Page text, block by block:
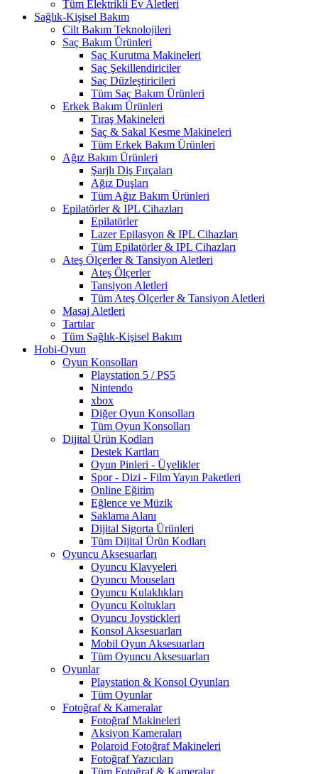
Tüm Elektrikli Ev Aletleri
Sağlık-Kişisel Bakım
Cilt Bakım Teknolojileri
Saç Bakım Ürünleri
Saç Kurutma Makineleri
Saç Şekillendiriciler
Saç Düzleştiricileri
Tüm Saç Bakım Ürünleri
Erkek Bakım Ürünleri
Tıraş Makineleri
Saç & Sakal Kesme Makineleri
Tüm Erkek Bakım Ürünleri
Ağız Bakım Ürünleri
Şarjlı Diş Fırçaları
Ağız Duşları
Tüm Ağız Bakım Ürünleri
Epilatörler & IPL Cihazları
Epilatörler
Lazer Epilasyon & IPL Cihazları
Tüm Epilatörler & IPL Cihazları
Ateş Ölçerler & Tansiyon Aletleri
Ateş Ölçerler
Tansiyon Aletleri
Tüm Ateş Ölçerler & Tansiyon Aletleri
Masaj Aletleri
Tartılar
Tüm Sağlık-Kişisel Bakım
Hobi-Oyun
Oyun Konsolları
Playstation 5 / PS5
Nintendo
xbox
Diğer Oyun Konsolları
Tüm Oyun Konsolları
Dijital Ürün Kodları
Destek Kartları
Oyun Pinleri - Üyelikler
Spor - Dizi - Film Yayın Paketleri
Online Eğitim
Eğlence ve Müzik
Saklama Alanı
Dijital Sigorta Ürünleri
Tüm Dijital Ürün Kodları
Oyuncu Aksesuarları
Oyuncu Klavyeleri
Oyuncu Mouseları
Oyuncu Kulaklıkları
Oyuncu Koltukları
Oyuncu Joystickleri
Konsol Aksesuarları
Mobil Oyun Aksesuarları
Tüm Oyuncu Aksesuarları
Oyunlar
Playstation & Konsol Oyunları
Tüm Oyunlar
Fotoğraf & Kameralar
Fotoğraf Makineleri
Aksiyon Kameraları
Polaroid Fotoğraf Makineleri
Fotoğraf Yazıcıları
Tüm Fotoğraf & Kameralar